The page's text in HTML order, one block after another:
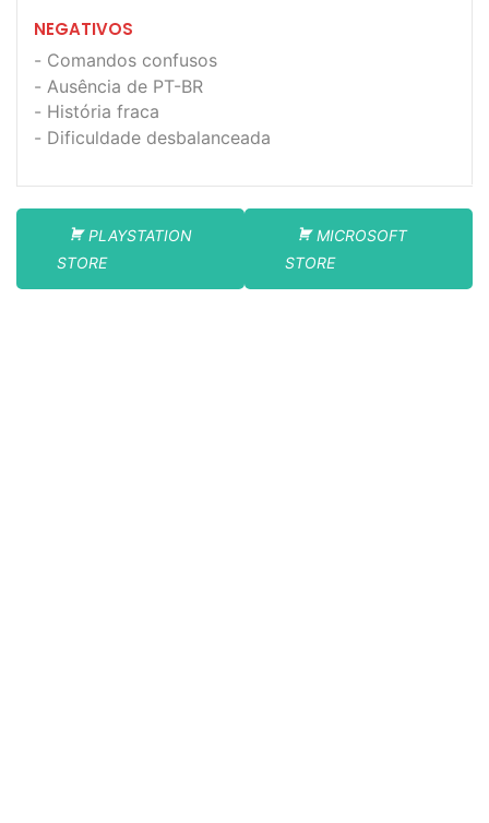
NEGATIVOS
Comandos confusos
Ausência de PT-BR
História fraca
Dificuldade desbalanceada
PLAYSTATION
STORE
MICROSOFT
STORE